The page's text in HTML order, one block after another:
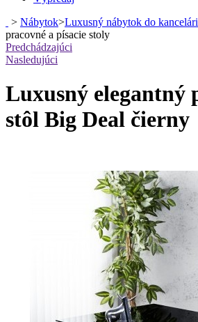
> Nábytok>Luxusný nábytok do
pracovné a písacie stoly
Predchádzajúci
Nasledujúci
Luxusný elegantný
stôl Big Deal čierny